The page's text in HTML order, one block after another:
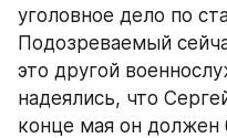
уголовное дело по
Подозреваемый
это другой
надеялись, что
конце мая он